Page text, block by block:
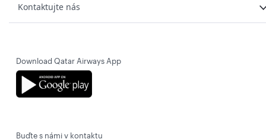
Kontaktujte nás
Download Qatar Airways App
Buďte s námi v kontaktu